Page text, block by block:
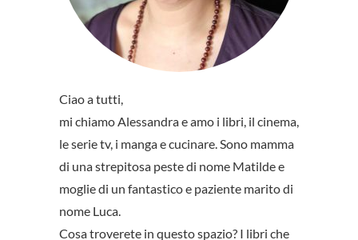
Ciao a tutti,
mi chiamo Alessandra e amo i libri, il cinema,
le serie tv, i manga e cucinare. Sono mamma
di una strepitosa peste di nome Matilde e
moglie di un fantastico e paziente marito di
nome Luca.
Cosa troverete in questo spazio? I libri che